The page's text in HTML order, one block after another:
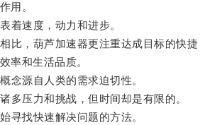
用。
速度，动力和进步。
，葫芦加速器更注重达成目标的快捷
率和生活品质。
源自人类的需求迫切性。
压力和挑战，但时间却是有限的。
找快速解决问题的方法。